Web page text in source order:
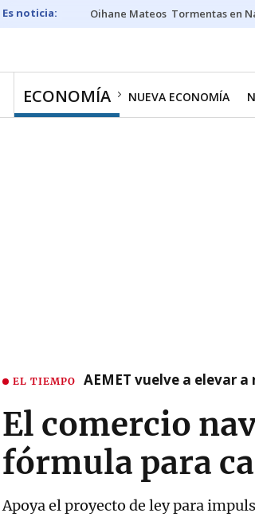
Oihane Mateos Tormentas en
ECONOMÍA NUEVA ECONOMÍA
EL TIEMPO AEMET vuelve a elevar
El comercio
fórmula para
Apoya el proyecto de ley para